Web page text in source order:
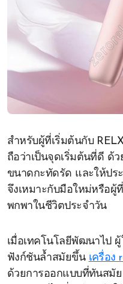
สำหรับผู้ที่เริ่มต้นกับ
ถือว่าเป็นจุดเริ่มต้นที่ดี ด้
ขนาดกะทัดรัด และให้ป
จึงเหมาะกับมือใหม่หรือ
พกพาในชีวิตประจำวัน
เมื่อเทคโนโลยีพัฒนาไป
ฟังก์ชันล้ำสมัยขึ้น เครื่อง
ด้วยการออกแบบที่ทันสมั